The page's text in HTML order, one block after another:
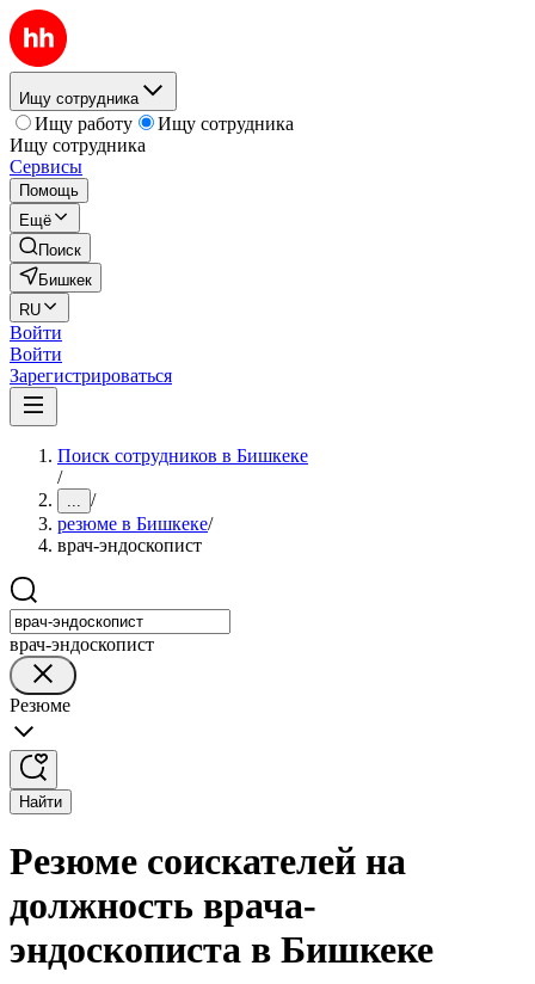
Ищу сотрудника
Ищу работу
Ищу сотрудника
Ищу сотрудника
Сервисы
Помощь
Ещё
Поиск
Бишкек
RU
Войти
Войти
Зарегистрироваться
Поиск сотрудников в Бишкеке
/
... /
резюме в Бишкеке/
врач-эндоскопист
врач-эндоскопист
Резюме
Найти
Резюме соискателей на
должность врача-
эндоскописта в Бишкеке